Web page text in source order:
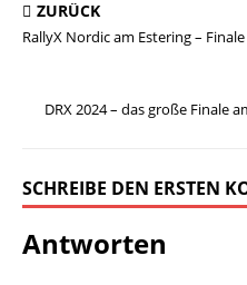
ZURÜCK
RallyX Nordic am Estering –
DRX 2024 – das große Finale
SCHREIBE DEN ERSTEN
Antworten